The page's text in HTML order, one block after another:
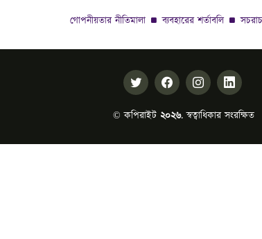
গোপনীয়তার নীতিমালা ব্যবহারের শর্তাবলি
© কপিরাইট ২০২৬. স্বত্বাধিকার সংরক্ষিত